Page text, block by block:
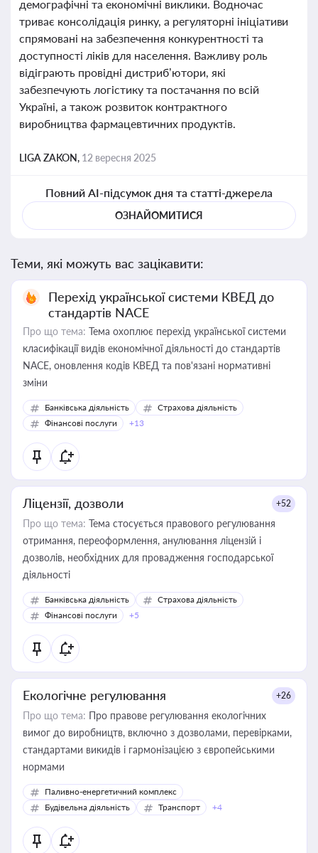
демографічні та економічні виклики. Водночас
триває консолідація ринку, а регуляторні ініціативи
спрямовані на забезпечення конкурентності та
доступності ліків для населення. Важливу роль
відіграють провідні дистриб’ютори, які
забезпечують логістику та постачання по всій
Україні, а також розвиток контрактного
виробництва фармацевтичних продуктів.
LIGA ZAKON, 12 вересня 2025
Повний AI-підсумок дня та статті-джерела
ОЗНАЙОМИТИСЯ
Теми, які можуть вас зацікавити:
Перехід української системи КВЕД до
стандартів NACE
Про що тема: Тема охоплює перехід української системи
класифікації видів економічної діяльності до стандартів
NACE, оновлення кодів КВЕД та пов'язані нормативні
зміни
Банківська діяльність
Страхова діяльність
Фінансові послуги
+13
Ліцензії, дозволи +52
Про що тема: Тема стосується правового регулювання
отримання, переоформлення, анулювання ліцензій і
дозволів, необхідних для провадження господарської
діяльності
Банківська діяльність
Страхова діяльність
Фінансові послуги
+5
Екологічне регулювання +26
Про що тема: Про правове регулювання екологічних
вимог до виробництв, включно з дозволами, перевірками,
стандартами викидів і гармонізацією з європейськими
нормами
Паливно-енергетичний комплекс
Будівельна діяльність
Транспорт +4